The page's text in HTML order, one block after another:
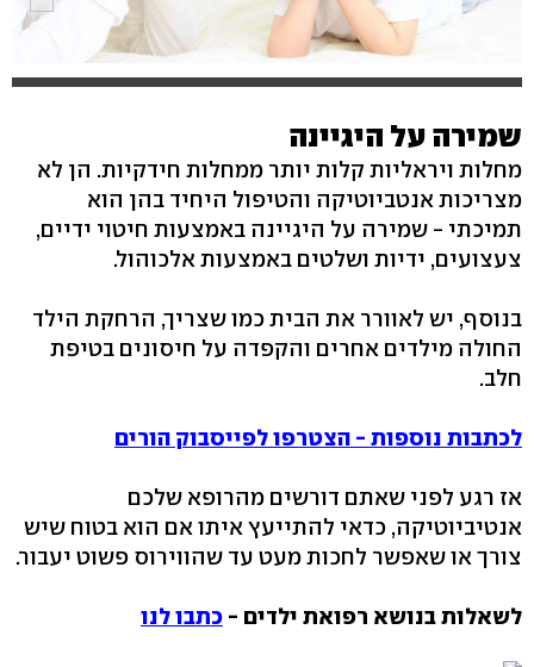
שמירה על היגיינה
מחלות ויראליות קלות יותר ממחלות חידקיות. הן לא
מצריכות אנטביוטיקה והטיפול היחיד בהן הוא
תמיכתי - שמירה על היגיינה באמצעות חיטוי ידיים,
צעצועים, ידיות ושלטים באמצעות אלכוהול.
בנוסף, יש לאוורר את הבית כמו שצריך, הרחקת הילד
החולה מילדים אחרים והקפדה על חיסונים בטיפת
חלב.
לכתבות נוספות - הצטרפו לפייסבוק הורים
אז רגע לפני שאתם דורשים מהרופא שלכם
אנטיביוטיקה, כדאי להתייעץ איתו אם הוא בטוח שיש
צורך או שאפשר לחכות מעט עד שהווירוס פשוט יעבור.
לשאלות בנושא רפואת ילדים - כתבו לנו